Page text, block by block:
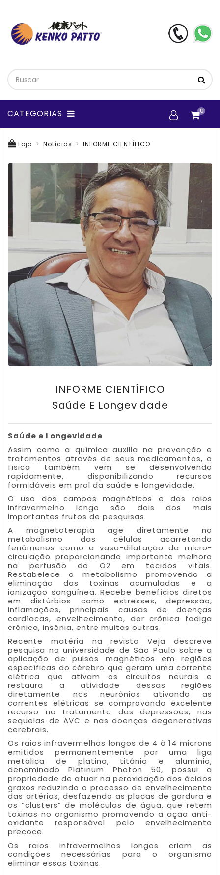
CATEGORIAS 0
Loja Notícias INFORME CIENTÍFICO
INFORME CIENTÍFICO
Saúde E Longevidade
Saúde e Longevidade
Assim como a química auxilia na prevenção e
tratamentos através de seus medicamentos, a
física também vem se desenvolvendo
rapidamente, disponibilizando recursos
formidáveis em prol da saúde e longevidade.
O uso dos campos magnéticos e dos raios
infravermelho longo são dois dos mais
importantes frutos de pesquisas.
A magnetoterapia age diretamente no
metabolismo das células acarretando
fenômenos como a vaso-dilatação da micro-
circulação proporcionando importante melhora
na perfusão do O2 em tecidos vitais.
Restabelece o metabolismo promovendo a
eliminação das toxinas acumuladas e a
ionização sanguínea. Recebe benefícios diretos
em distúrbios como estresses, depressão,
inflamações, principais causas de doenças
cardíacas, envelhecimento, dor crônica fadiga
crônica, insônia, entre muitas outras.
Recente matéria na revista Veja descreve
pesquisa na universidade de São Paulo sobre a
aplicação de pulsos magnéticos em regiões
específicas do cérebro que geram uma corrente
elétrica que ativam os circuitos neurais e
restaura a atividade dessas regiões
diretamente nos neurônios ativando as
correntes elétricas se comprovando excelente
recurso no tratamento das depressões, nas
seqüelas de AVC e nas doenças degenerativas
cerebrais.
Os raios infravermelhos longos de 4 à 14 microns
emitidos permanentemente por uma liga
metálica de platina, titânio e alumínio,
denominado Platinum Photon 50, possui a
propriedade de atuar na peroxidação dos ácidos
graxos reduzindo o processo de envelhecimento
das artérias, desfazendo as placas de gordura e
os “clusters” de moléculas de água, que retem
toxinas no organismo promovendo a ação anti-
oxidante responsável pelo envelhecimento
precoce.
Os raios infravermelhos longos criam as
condições necessárias para o organismo
eliminar essas toxinas.